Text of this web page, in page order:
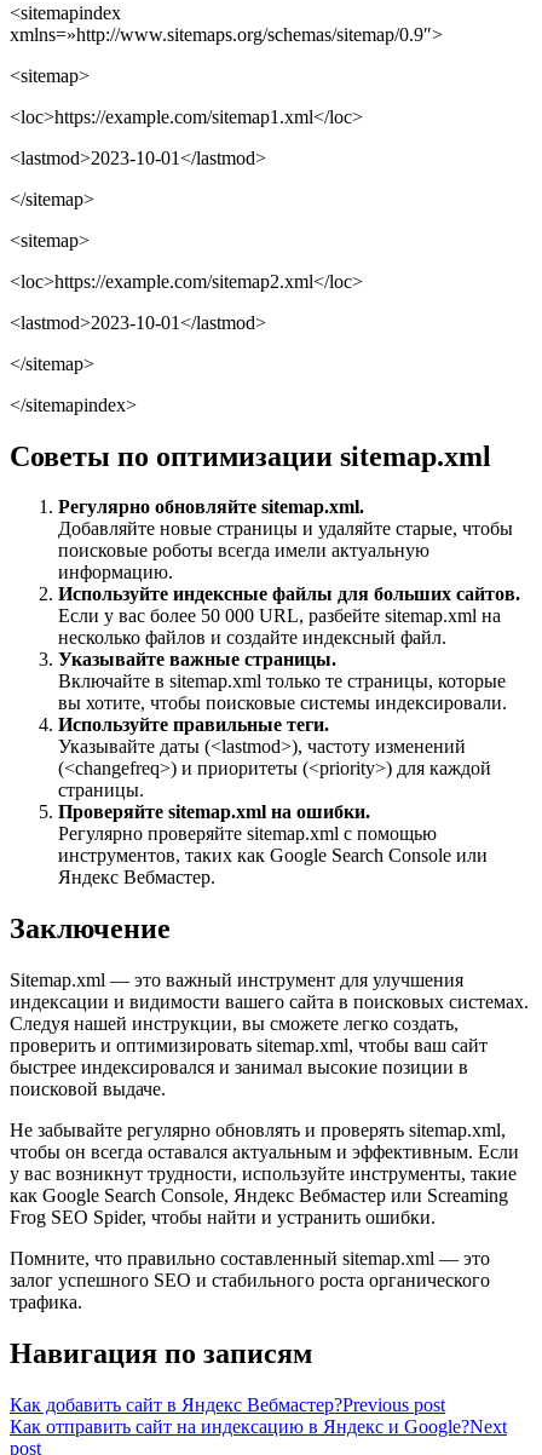
<sitemapindex
xmlns=»http://www.sitemaps.org/schemas/sitemap/0.9″>
<sitemap>
<loc>https://example.com/sitemap1.xml</loc>
<lastmod>2023-10-01</lastmod>
</sitemap>
<sitemap>
<loc>https://example.com/sitemap2.xml</loc>
<lastmod>2023-10-01</lastmod>
</sitemap>
</sitemapindex>
Советы по оптимизации sitemap.xml
Регулярно обновляйте sitemap.xml.
Добавляйте новые страницы и удаляйте старые, чтобы
поисковые роботы всегда имели актуальную
информацию.
Используйте индексные файлы для больших сайтов.
Если у вас более 50 000 URL, разбейте sitemap.xml на
несколько файлов и создайте индексный файл.
Указывайте важные страницы.
Включайте в sitemap.xml только те страницы, которые
вы хотите, чтобы поисковые системы индексировали.
Используйте правильные теги.
Указывайте даты (<lastmod>), частоту изменений
(<changefreq>) и приоритеты (<priority>) для каждой
страницы.
Проверяйте sitemap.xml на ошибки.
Регулярно проверяйте sitemap.xml с помощью
инструментов, таких как Google Search Console или
Яндекс Вебмастер.
Заключение
Sitemap.xml — это важный инструмент для улучшения
индексации и видимости вашего сайта в поисковых системах.
Следуя нашей инструкции, вы сможете легко создать,
проверить и оптимизировать sitemap.xml, чтобы ваш сайт
быстрее индексировался и занимал высокие позиции в
поисковой выдаче.
Не забывайте регулярно обновлять и проверять sitemap.xml,
чтобы он всегда оставался актуальным и эффективным. Если
у вас возникнут трудности, используйте инструменты, такие
как Google Search Console, Яндекс Вебмастер или Screaming
Frog SEO Spider, чтобы найти и устранить ошибки.
Помните, что правильно составленный sitemap.xml — это
залог успешного SEO и стабильного роста органического
трафика.
Навигация по записям
Как добавить сайт в Яндекс Вебмастер?Previous post
Как отправить сайт на индексацию в Яндекс и Google?Next
post